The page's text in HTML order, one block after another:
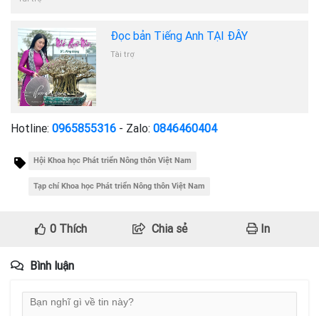
Đọc bản Tiếng Anh TẠI ĐÂY
Tài trợ
Hotline: 0965855316 - Zalo: 0846460404
Hội Khoa học Phát triển Nông thôn Việt Nam
Tạp chí Khoa học Phát triển Nông thôn Việt Nam
0Thích Chia sẻ In
Bình luận